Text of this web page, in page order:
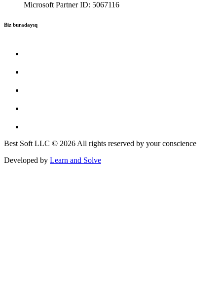
Microsoft Partner ID: 5067116
Biz buradayıq
Best Soft LLC © 2026 All rights reserved by your conscience
Developed by Learn and Solve